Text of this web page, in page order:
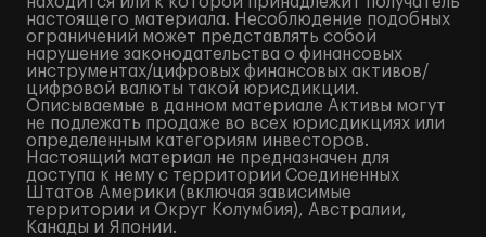
настоящего материала. Несоблюдение подобных
ограничений может представлять собой
нарушение законодательства о финансовых
инструментах/цифровых финансовых активов/
цифровой валюты такой юрисдикции.
Описываемые в данном материале Активы могут
не подлежать продаже во всех юрисдикциях или
определенным категориям инвесторов.
Настоящий материал не предназначен для
доступа к нему с территории Соединенных
Штатов Америки (включая зависимые
территории и Округ Колумбия), Австралии,
Канады и Японии.